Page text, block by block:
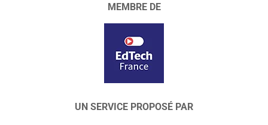
MEMBRE DE
UN SERVICE PROPOSÉ PAR